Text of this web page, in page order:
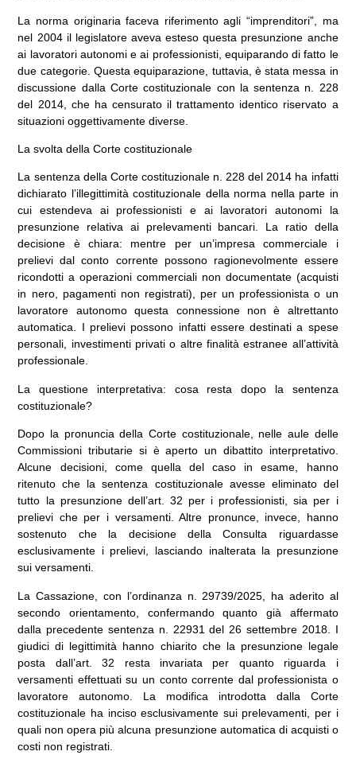
La norma originaria faceva riferimento agli “imprenditori”, ma
nel 2004 il legislatore aveva esteso questa presunzione anche
ai lavoratori autonomi e ai professionisti, equiparando di fatto le
due categorie. Questa equiparazione, tuttavia, è stata messa in
discussione dalla Corte costituzionale con la sentenza n. 228
del 2014, che ha censurato il trattamento identico riservato a
situazioni oggettivamente diverse.
La svolta della Corte costituzionale
La sentenza della Corte costituzionale n. 228 del 2014 ha infatti
dichiarato l’illegittimità costituzionale della norma nella parte in
cui estendeva ai professionisti e ai lavoratori autonomi la
presunzione relativa ai prelevamenti bancari. La ratio della
decisione è chiara: mentre per un’impresa commerciale i
prelievi dal conto corrente possono ragionevolmente essere
ricondotti a operazioni commerciali non documentate (acquisti
in nero, pagamenti non registrati), per un professionista o un
lavoratore autonomo questa connessione non è altrettanto
automatica. I prelievi possono infatti essere destinati a spese
personali, investimenti privati o altre finalità estranee all’attività
professionale.
La questione interpretativa: cosa resta dopo la sentenza
costituzionale?
Dopo la pronuncia della Corte costituzionale, nelle aule delle
Commissioni tributarie si è aperto un dibattito interpretativo.
Alcune decisioni, come quella del caso in esame, hanno
ritenuto che la sentenza costituzionale avesse eliminato del
tutto la presunzione dell’art. 32 per i professionisti, sia per i
prelievi che per i versamenti. Altre pronunce, invece, hanno
sostenuto che la decisione della Consulta riguardasse
esclusivamente i prelievi, lasciando inalterata la presunzione
sui versamenti.
La Cassazione, con l’ordinanza n. 29739/2025, ha aderito al
secondo orientamento, confermando quanto già affermato
dalla precedente sentenza n. 22931 del 26 settembre 2018. I
giudici di legittimità hanno chiarito che la presunzione legale
posta dall’art. 32 resta invariata per quanto riguarda i
versamenti effettuati su un conto corrente dal professionista o
lavoratore autonomo. La modifica introdotta dalla Corte
costituzionale ha inciso esclusivamente sui prelevamenti, per i
quali non opera più alcuna presunzione automatica di acquisti o
costi non registrati.